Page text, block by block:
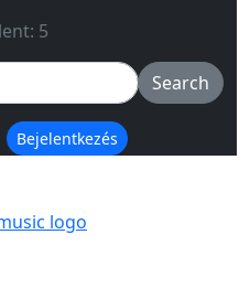
5
Bejelentkezés